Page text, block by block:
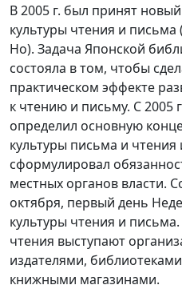
В 2005 г. был принят
культуры чтения и
Ho). Задача Японской
состояла в том, чтобы
практическом эффекте
к чтению и письму. С 2005
определил основную
культуры письма и
сформулировал
местных органов власти.
октября, первый день
культуры чтения и
чтения выступают
издателями,
книжными магазинами.